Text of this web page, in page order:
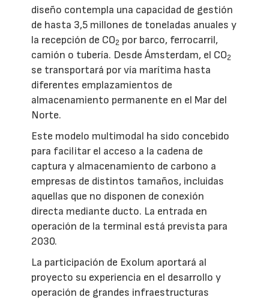
diseño contempla una capacidad de gestión
de hasta 3,5 millones de toneladas anuales y
la recepción de CO2 por barco, ferrocarril,
camión o tubería. Desde Ámsterdam, el CO2
se transportará por vía marítima hasta
diferentes emplazamientos de
almacenamiento permanente en el Mar del
Norte.
Este modelo multimodal ha sido concebido
para facilitar el acceso a la cadena de
captura y almacenamiento de carbono a
empresas de distintos tamaños, incluidas
aquellas que no disponen de conexión
directa mediante ducto. La entrada en
operación de la terminal está prevista para
2030.
La participación de Exolum aportará al
proyecto su experiencia en el desarrollo y
operación de grandes infraestructuras